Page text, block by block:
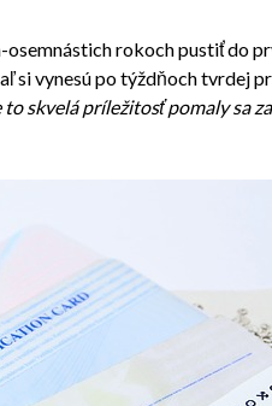
rokoch pustiť do
si vynesú po týždňoch tvrdej
to skvelá príležitosť pomaly sa